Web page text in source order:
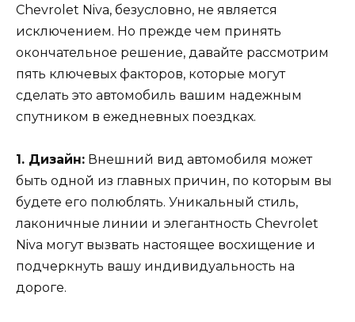
Chevrolet Niva, безусловно, не является
исключением. Но прежде чем принять
окончательное решение, давайте рассмотрим
пять ключевых факторов, которые могут
сделать это автомобиль вашим надежным
спутником в ежедневных поездках.
1. Дизайн: Внешний вид автомобиля может
быть одной из главных причин, по которым вы
будете его полюблять. Уникальный стиль,
лаконичные линии и элегантность Chevrolet
Niva могут вызвать настоящее восхищение и
подчеркнуть вашу индивидуальность на
дороге.